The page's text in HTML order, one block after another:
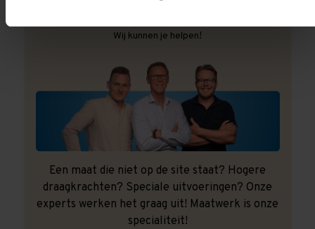
Wij kunnen je helpen!
Een maat die niet op de site staat? Hogere
draagkrachten? Speciale uitvoeringen? Onze
experts werken het graag uit! Maatwerk is onze
specialiteit!